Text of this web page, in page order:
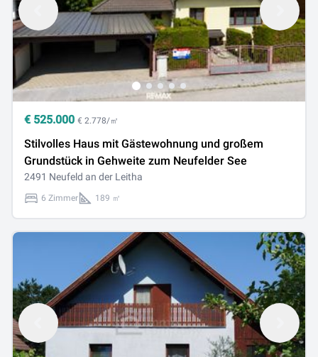
€ 525.000 € 2.778/㎡
Stilvolles Haus mit Gästewohnung und großem
Grundstück in Gehweite zum Neufelder See
2491 Neufeld an der Leitha
6 Zimmer 189 ㎡